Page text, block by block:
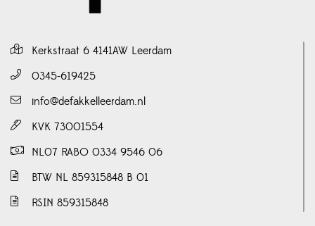
Kerkstraat 6 4141AW Leerdam
0345-619425
info@defakkelleerdam.nl
KVK 73001554
NL07 RABO 0334 9546 06
BTW NL 859315848 B 01
RSIN 859315848